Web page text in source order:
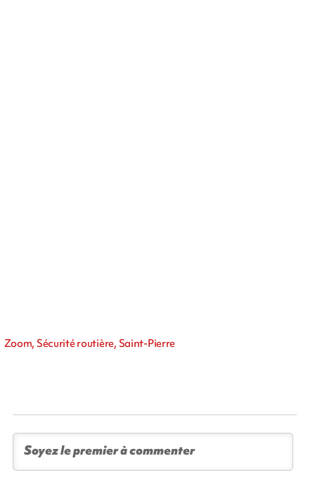
Zoom, Sécurité routière, Saint-Pierre